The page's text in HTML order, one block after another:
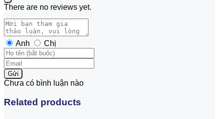
There are no reviews yet.
Anh Chị
Gửi
Chưa có bình luận nào
Related products